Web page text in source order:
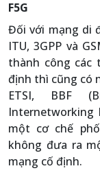
F5G
Đối với mạng di
ITU, 3GPP và
thành công các
định thì cũng có
ETSI, BBF
Internetworking
một cơ chế
không đưa ra
mạng cố định.